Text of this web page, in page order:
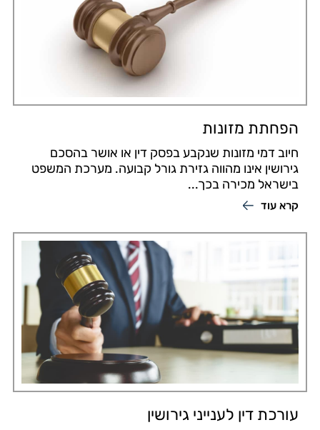
הפחתת מזונות
חיוב דמי מזונות שנקבע בפסק דין או אושר בהסכם
גירושין אינו מהווה גזירת גורל קבועה. מערכת המשפט
בישראל מכירה בכך...
קרא עוד
עורכת דין לענייני גירושין